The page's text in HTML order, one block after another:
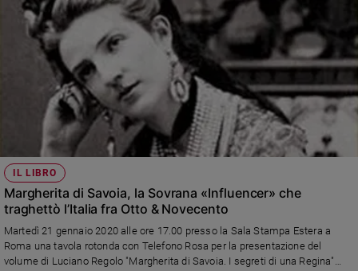
IL LIBRO
Margherita di Savoia, la Sovrana «Influencer» che
traghettò l’Italia fra Otto & Novecento
Martedì 21 gennaio 2020 alle ore 17.00 presso la Sala Stampa Estera a
Roma una tavola rotonda con Telefono Rosa per la presentazione del
volume di Luciano Regolo "Margherita di Savoia. I segreti di una Regina"